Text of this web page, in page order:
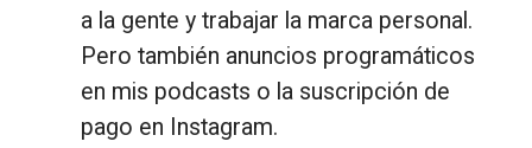
a la gente y trabajar la marca personal.
Pero también anuncios programáticos
en mis podcasts o la suscripción de
pago en Instagram.